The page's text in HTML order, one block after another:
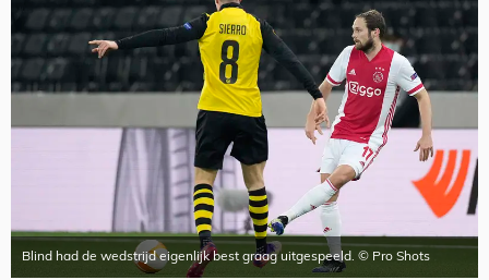
Blind had de wedstrijd eigenlijk best graag uitgespeeld. © Pro Shots